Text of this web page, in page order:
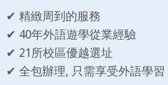
✔ 精緻周到的服務
✔ 40年外語遊學從業經驗
✔ 21所校區優越選址
✔ 全包辦理, 只需享受外語學習